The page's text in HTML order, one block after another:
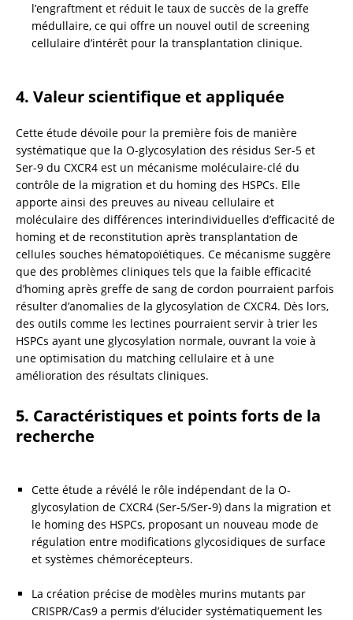
l’engraftment et réduit le taux de succès de la greffe
médullaire, ce qui offre un nouvel outil de screening
cellulaire d’intérêt pour la transplantation clinique.
4. Valeur scientifique et appliquée
Cette étude dévoile pour la première fois de manière
systématique que la O-glycosylation des résidus Ser-5 et
Ser-9 du CXCR4 est un mécanisme moléculaire-clé du
contrôle de la migration et du homing des HSPCs. Elle
apporte ainsi des preuves au niveau cellulaire et
moléculaire des différences interindividuelles d’efficacité de
homing et de reconstitution après transplantation de
cellules souches hématopoïétiques. Ce mécanisme suggère
que des problèmes cliniques tels que la faible efficacité
d’homing après greffe de sang de cordon pourraient parfois
résulter d’anomalies de la glycosylation de CXCR4. Dès lors,
des outils comme les lectines pourraient servir à trier les
HSPCs ayant une glycosylation normale, ouvrant la voie à
une optimisation du matching cellulaire et à une
amélioration des résultats cliniques.
5. Caractéristiques et points forts de la
recherche
Cette étude a révélé le rôle indépendant de la O-
glycosylation de CXCR4 (Ser-5/Ser-9) dans la migration et
le homing des HSPCs, proposant un nouveau mode de
régulation entre modifications glycosidiques de surface
et systèmes chémorécepteurs.
La création précise de modèles murins mutants par
CRISPR/Cas9 a permis d’élucider systématiquement les